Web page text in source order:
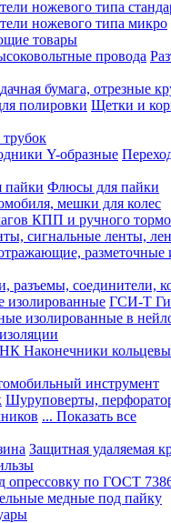
ножевого типа
ножевого типа микро
товары
провода
бумага, отрезные
полировки Щетки и
Y-образные
пайки Флюсы для пайки
мешки для колес
КПП и ручного
сигнальные ленты,
разметочные
разъемы, соединители,
изолированные ГСИ-Т
изолированные в
НК Наконечники
инструмент
Шуруповерты,
... Показать все
Защитная удаляемая
по ГОСТ
медные под пайку